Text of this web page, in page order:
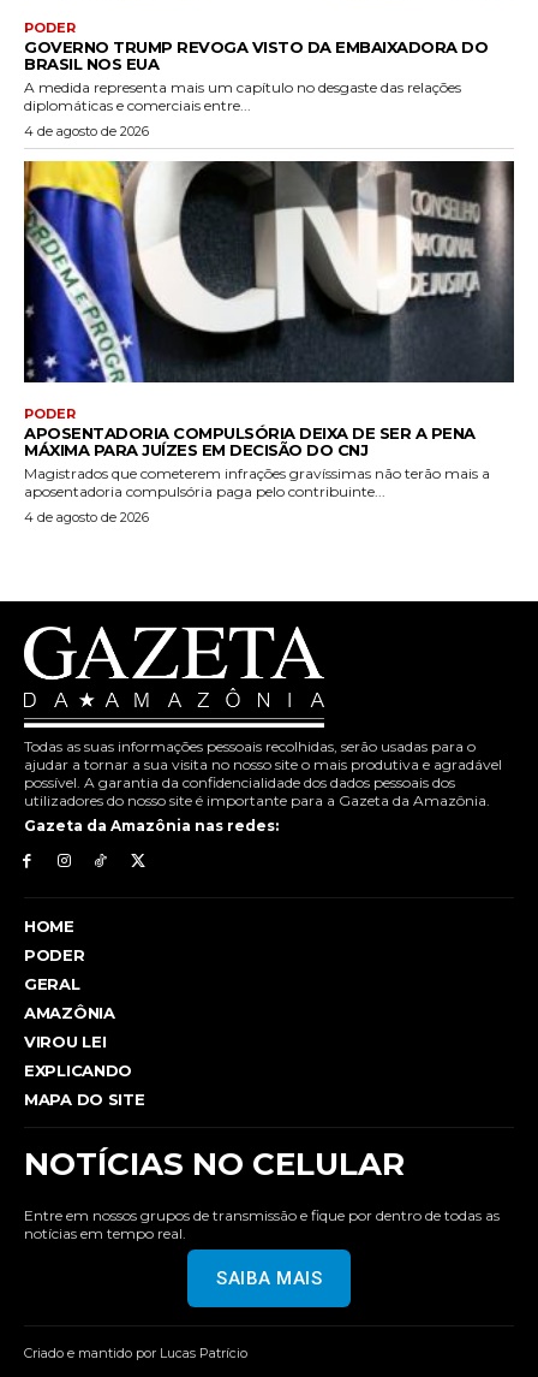
PODER
GOVERNO TRUMP REVOGA VISTO DA EMBAIXADORA DO
BRASIL NOS EUA
A medida representa mais um capítulo no desgaste das relações
diplomáticas e comerciais entre...
4 de agosto de 2026
PODER
APOSENTADORIA COMPULSÓRIA DEIXA DE SER A PENA
MÁXIMA PARA JUÍZES EM DECISÃO DO CNJ
Magistrados que cometerem infrações gravíssimas não terão mais a
aposentadoria compulsória paga pelo contribuinte...
4 de agosto de 2026
Todas as suas informações pessoais recolhidas, serão usadas para o
ajudar a tornar a sua visita no nosso site o mais produtiva e agradável
possível. A garantia da confidencialidade dos dados pessoais dos
utilizadores do nosso site é importante para a Gazeta da Amazônia.
Gazeta da Amazônia nas redes:
HOME
PODER
GERAL
AMAZÔNIA
VIROU LEI
EXPLICANDO
MAPA DO SITE
NOTÍCIAS NO CELULAR
Entre em nossos grupos de transmissão e fique por dentro de todas as
notícias em tempo real.
SAIBA MAIS
Criado e mantido por Lucas Patrício